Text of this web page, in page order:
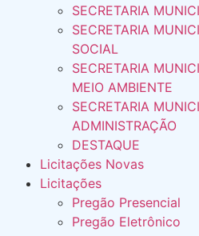
SECRETARIA
SECRETARIA
SOCIAL
SECRETARIA
MEIO AMBIENTE
SECRETARIA
ADMINISTRAÇÃO
DESTAQUE
Licitações Novas
Licitações
Pregão Presencial
Pregão Eletrônico